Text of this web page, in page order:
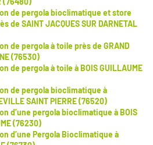
de pergola bioclimatique et store
de SAINT JACQUES SUR DARNETAL
de pergola à toile près de GRAND
(76530)
de pergola à toile à BOIS GUILLAUME
de pergola bioclimatique à
SAINT PIERRE (76520)
d’une pergola bioclimatique à BOIS
(76230)
d’une Pergola Bioclimatique à